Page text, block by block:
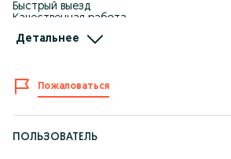
Быстрый выезд
Качественная работа
Гарантия на работу
Заправка и ремонт кондиционеров
Чистка и обслуживание кондиционеров
Ремонт любых кондиционеров
Выезд по городу
Детальнее
Пожаловаться
ПОЛЬЗОВАТЕЛЬ